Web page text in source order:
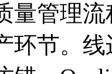
管理流
环节。